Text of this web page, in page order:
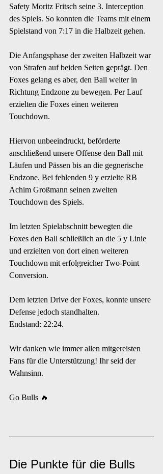
Safety Moritz Fritsch seine 3. Interception
des Spiels. So konnten die Teams mit einem
Spielstand von 7:17 in die Halbzeit gehen.
Die Anfangsphase der zweiten Halbzeit war
von Strafen auf beiden Seiten geprägt. Den
Foxes gelang es aber, den Ball weiter in
Richtung Endzone zu bewegen. Per Lauf
erzielten die Foxes einen weiteren
Touchdown.
Hiervon unbeeindruckt, beförderte
anschließend unsere Offense den Ball mit
Läufen und Pässen bis an die gegnerische
Endzone. Bei fehlenden 9 y erzielte RB
Achim Großmann seinen zweiten
Touchdown des Spiels.
Im letzten Spielabschnitt bewegten die
Foxes den Ball schließlich an die 5 y Linie
und erzielten von dort einen weiteren
Touchdown mit erfolgreicher Two-Point
Conversion.
Dem letzten Drive der Foxes, konnte unsere
Defense jedoch standhalten.
Endstand: 22:24.
Wir danken wie immer allen mitgereisten
Fans für die Unterstützung! Ihr seid der
Wahnsinn.
Go Bulls 🔥
Die Punkte für die Bulls